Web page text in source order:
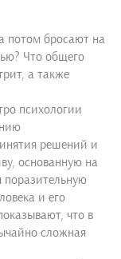
потом бросают на
Что общего
а также
психологии
решений и
основанную на
поразительную
и его
что в
сложная